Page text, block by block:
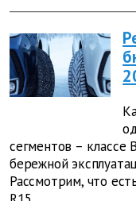
сегментов – классе
бережной
Рассмотрим, что